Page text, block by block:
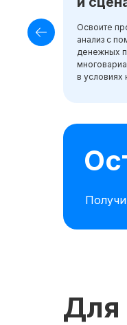
Освоите
анализ с
денежных
в условиях
Для